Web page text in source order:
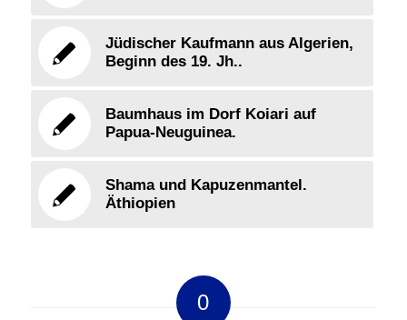
Jüdischer Kaufmann aus Algerien,
Beginn des 19. Jh..
Baumhaus im Dorf Koiari auf
Papua-Neuguinea.
Shama und Kapuzenmantel.
Äthiopien
0